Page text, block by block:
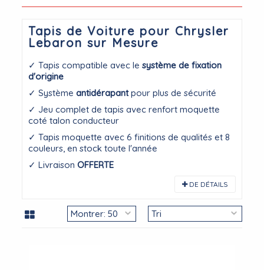
Tapis de Voiture pour Chrysler
Lebaron sur Mesure
✓ Tapis compatible avec lesystème de fixation
d'origine
✓ Systèmeantidérapantpour plus de sécurité
✓ Jeu complet de tapis avec renfort moquette
coté talon conducteur
✓ Tapis moquette avec 6 finitions de qualités et 8
couleurs, en stock toute l'année
✓ LivraisonOFFERTE
DE DÉTAILS